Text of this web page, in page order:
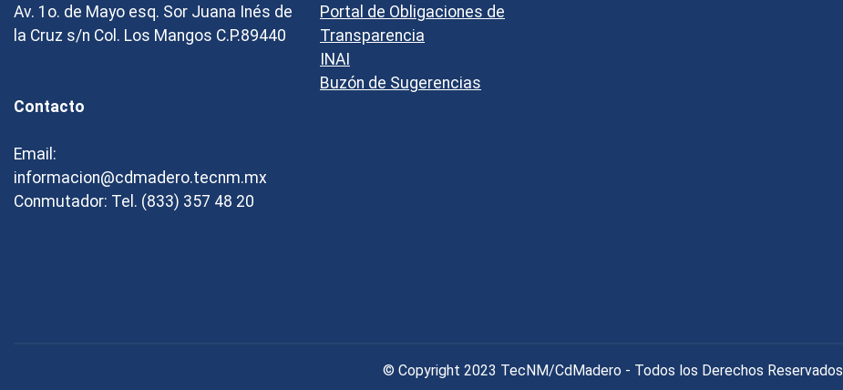
Av. 1o. de Mayo esq. Sor Juana Inés de
la Cruz s/n Col. Los Mangos C.P.89440
Contacto
Email:
informacion@cdmadero.tecnm.mx
Conmutador: Tel. (833) 357 48 20
Portal de Obligaciones de
Transparencia
INAI
Buzón de Sugerencias
© Copyright 2023 TecNM/CdMadero - Todos los Derechos Reservados